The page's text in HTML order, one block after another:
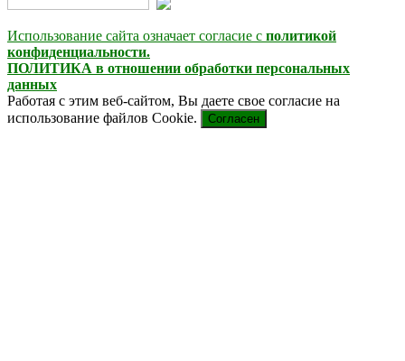
Использование сайта означает согласие с политикой
конфиденциальности.
ПОЛИТИКА в отношении обработки персональных
данных
Работая с этим веб-сайтом, Вы даете свое согласие на
использование файлов Cookie.
Согласен